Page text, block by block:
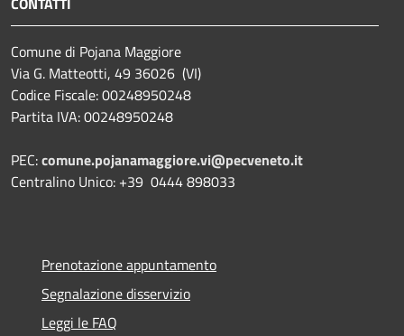
Comune di Pojana Maggiore
Via G. Matteotti, 49 36026 (VI)
Codice Fiscale: 00248950248
Partita IVA: 00248950248
PEC:comune.pojanamaggiore.vi@pecveneto.it
Centralino Unico: +39 0444 898033
Prenotazione appuntamento
Segnalazione disservizio
Leggi le FAQ